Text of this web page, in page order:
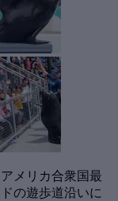
メリカ合衆国最
の遊歩道沿いに